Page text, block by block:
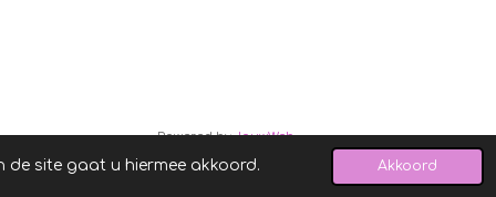
de site gaat u hiermee akkoord. Akkoord
Powered byJouwWeb